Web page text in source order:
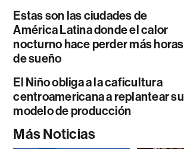
Estas son las ciudades de
América Latina donde el calor
nocturno hace perder más horas
de sueño
El Niño obliga a la caficultura
centroamericana a replantear su
modelo de producción
Más Noticias